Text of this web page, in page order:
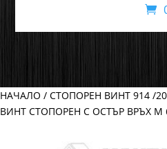
НАЧАЛО / СТОПОРЕН ВИНТ 914 /
ВИНТ СТОПОРЕН С ОСТЪР ВРЪХ М